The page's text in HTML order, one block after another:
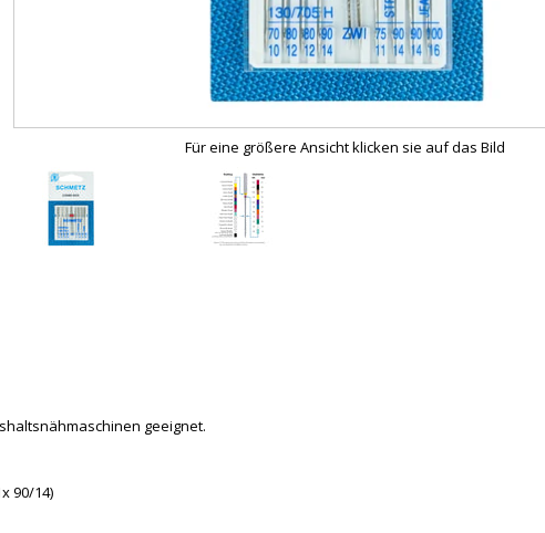
Für eine größere Ansicht klicken sie auf das Bild
geeignet.
90/14)